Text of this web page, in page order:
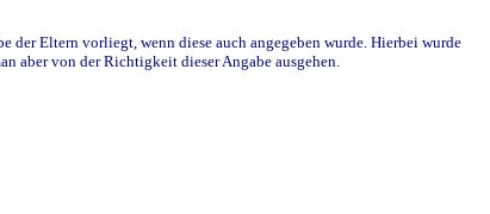
der Eltern vorliegt, wenn diese auch angegeben wurde. Hierbei wurde
aber von der Richtigkeit dieser Angabe ausgehen.